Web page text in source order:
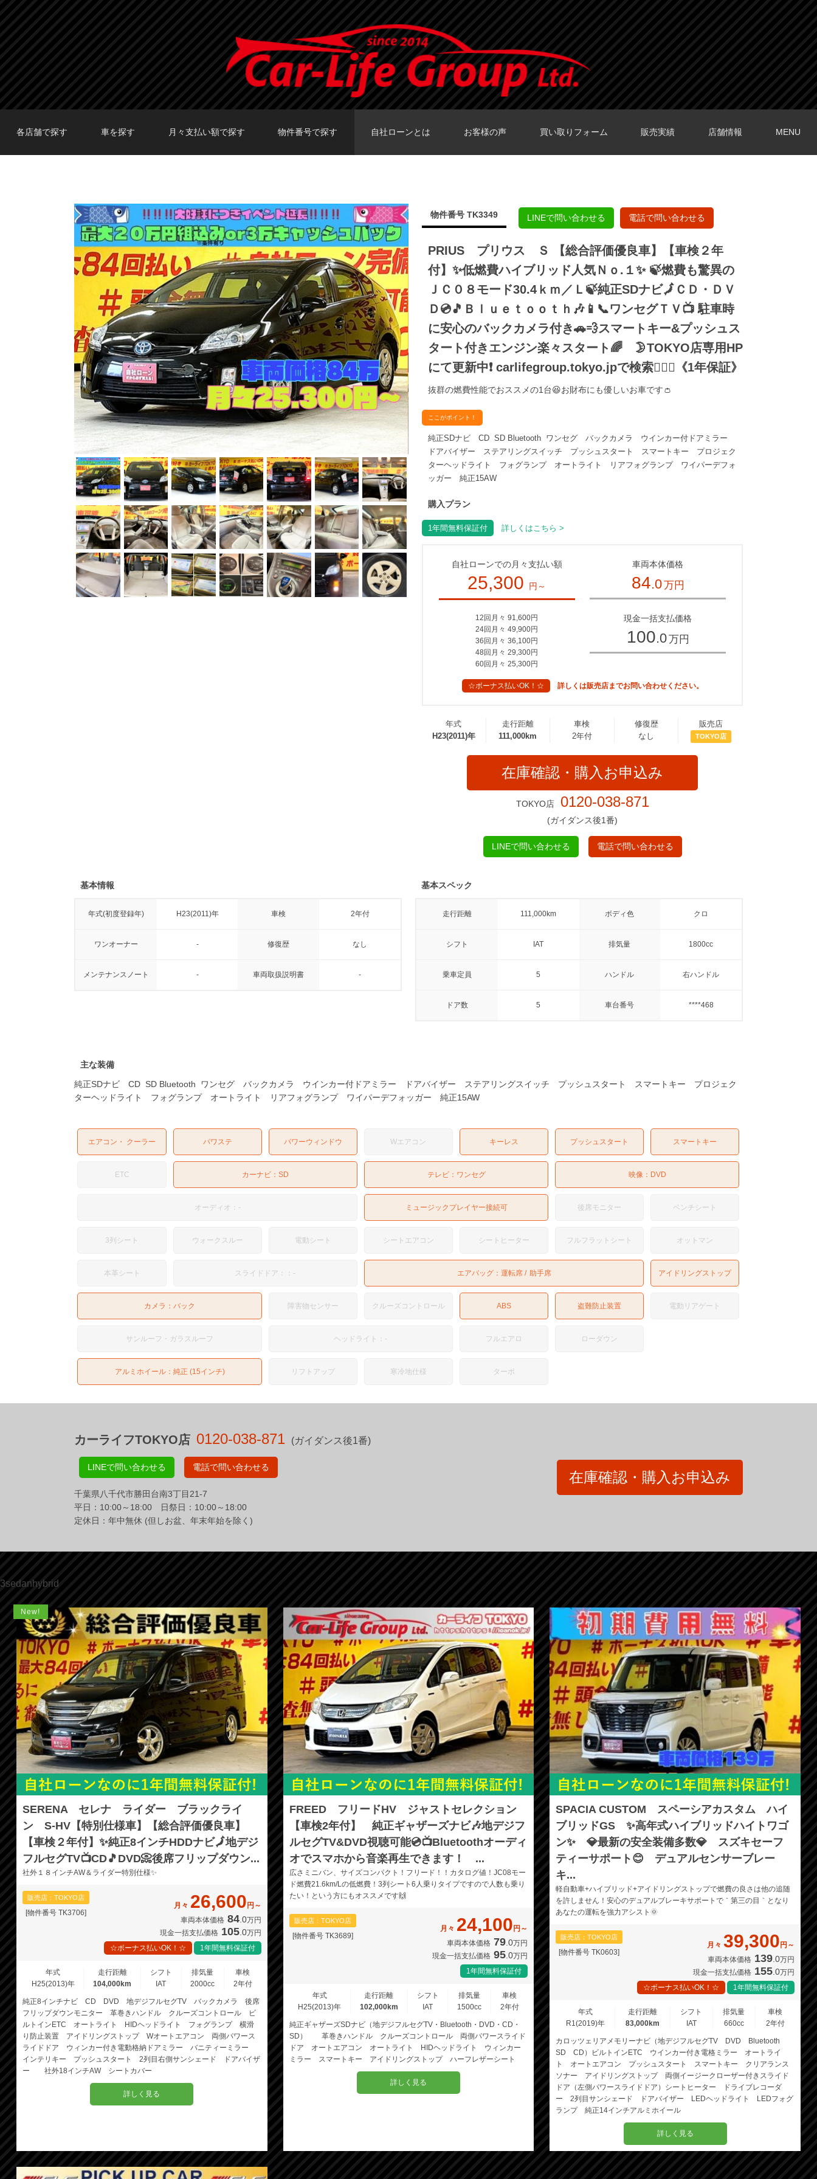
各店舗で探す 車を探す 月々支払い額で探す 物件番号で探す 自社ローンとは お客様の声 買い取りフォーム 販売実績 店舗情報 MENU
物件番号 TK3349 LINEで問い合わせる 電話で問い合わせる
PRIUS プリウス Ｓ 【総合評価優良車】【車検２年
付】✨低燃費ハイブリッド人気Ｎｏ.１✨ 🍃燃費も驚異の
ＪＣ０８モード30.4ｋｍ／Ｌ🍃純正SDナビ🗾ＣＤ・ＤＶ
Ｄ💿🎵Ｂｌｕｅｔｏｏｔｈ🎶📱📞ワンセグＴＶ📺 駐車時
に安心のバックカメラ付き🚗💨スマートキー&プッシュス
タート付きエンジン楽々スタート🌈 🌛TOKYO店専用HP
にて更新中❗ carlifegroup.tokyo.jpで検索🕵️‍♂️🌛《1年保証》
抜群の燃費性能でおススメの1台😆お財布にも優しいお車です👛
ここがポイント！
純正SDナビ CD SD Bluetooth ワンセグ バックカメラ ウインカー付ドアミラー
ドアバイザー ステアリングスイッチ プッシュスタート スマートキー プロジェク
ターヘッドライト フォグランプ オートライト リアフォグランプ ワイパーデフォ
ッガー 純正15AW
購入プラン
1年間無料保証付 詳しくはこちら >
自社ローンでの月々支払い額
25,300 円～
12回月々 91,600円
24回月々 49,900円
36回月々 36,100円
48回月々 29,300円
60回月々 25,300円
車両本体価格
84.0万円
現金一括支払価格
100.0万円
☆ボーナス払いOK！☆ 詳しくは販売店までお問い合わせください。
年式
H23(2011)年
走行距離
111,000km
車検
2年付
修復歴
なし
販売店
TOKYO店
在庫確認・購入お申込み
TOKYO店 0120-038-871
(ガイダンス後1番)
LINEで問い合わせる 電話で問い合わせる
基本情報
年式(初度登録年) H23(2011)年 車検 2年付
ワンオーナー - 修復歴 なし
メンテナンスノート - 車両取扱説明書 -
基本スペック
走行距離 111,000km ボディ色 クロ
シフト IAT 排気量 1800cc
乗車定員 5 ハンドル 右ハンドル
ドア数 5 車台番号 ****468
主な装備
純正SDナビ CD SD Bluetooth ワンセグ バックカメラ ウインカー付ドアミラー ドアバイザー ステアリングスイッチ プッシュスタート スマートキー プロジェク
ターヘッドライト フォグランプ オートライト リアフォグランプ ワイパーデフォッガー 純正15AW
エアコン・ クーラー パワステ パワーウィンドウ Wエアコン キーレス プッシュスタート スマートキー
ETC カーナビ： SD テレビ： ワンセグ 映像： DVD
オーディオ：- ミュージックプレイヤー接続可 後席モニター ベンチシート
3列シート ウォークスルー 電動シート シートエアコン シートヒーター フルフラットシート オットマン
本革シート スライドドア：：- エアバッグ： 運転席 助手席 アイドリングストップ
カメラ：バック 障害物センサー クルーズコントロール ABS 盗難防止装置 電動リアゲート
サンルーフ・ガラスルーフ ヘッドライト：- フルエアロ ローダウン
アルミホイール：純正 (15インチ) リフトアップ 寒冷地仕様 ターボ
カーライフTOKYO店 0120-038-871 (ガイダンス後1番)
LINEで問い合わせる 電話で問い合わせる
千葉県八千代市勝田台南3丁目21-7
平日：10:00～18:00 日祭日：10:00～18:00
定休日：年中無休 (但しお盆、年末年始を除く)
在庫確認・購入お申込み
3sedanhybrid
New!
SERENA セレナ ライダー ブラックライ
ン S-HV【特別仕様車】【総合評価優良車】
【車検２年付】✨純正8インチHDDナビ🗾地デジ
フルセグTV📺CD🎵DVD📀後席フリップダウン...
社外１８インチAW＆ライダー特別仕様✨
販売店：TOKYO店
[物件番号 TK3706]
月々 26,600 円～
車両本体価格 84.0万円
現金一括支払価格 105.0万円
☆ボーナス払いOK！☆
1年間無料保証付
年式
H25(2013)年
走行距離
104,000km
シフト
IAT
排気量
2000cc
車検
2年付
純正8インチナビ CD DVD 地デジフルセグTV バックカメラ 後席
フリップダウンモニター 革巻きハンドル クルーズコントロール ビ
ルトインETC オートライト HIDヘッドライト フォグランプ 横滑
り防止装置 アイドリングストップ Wオートエアコン 両側パワース
ライドドア ウィンカー付き電動格納ドアミラー バニティーミラー
インテリキー プッシュスタート 2列目右側サンシェード ドアバイザ
ー 社外18インチAW シートカバー
詳しく見る
FREED フリードHV ジャストセレクション
【車検2年付】 純正ギャザーズナビ🎶地デジフ
ルセグTV&DVD視聴可能💿📺Bluetoothオーディ
オでスマホから音楽再生できます！ ...
広さミニバン、サイズコンパクト！フリード！！カタログ値！JC08モー
ド燃費21.6km/Lの低燃費！3列シート6人乗りタイプですので人数も乗り
たい！という方にもオススメです🙌
販売店：TOKYO店
[物件番号 TK3689]
月々 24,100 円～
車両本体価格 79.0万円
現金一括支払価格 95.0万円
1年間無料保証付
年式
H25(2013)年
走行距離
102,000km
シフト
IAT
排気量
1500cc
車検
2年付
純正ギャザーズSDナビ（地デジフルセグTV・Bluetooth・DVD・CD・
SD） 革巻きハンドル クルーズコントロール 両側パワースライド
ドア オートエアコン オートライト HIDヘッドライト ウィンカー
ミラー スマートキー アイドリングストップ ハーフレザーシート
詳しく見る
SPACIA CUSTOM スペーシアカスタム ハイ
ブリッドGS ✨高年式ハイブリッドハイトワゴ
ン✨ 💎最新の安全装備多数💎 スズキセーフ
ティーサポート😊 デュアルセンサーブレー
キ...
軽自動車+ハイブリッド+アイドリングストップで燃費の良さは他の追随
を許しません！安心のデュアルブレーキサポートで｀第三の目｀となり
あなたの運転を強力アシスト🌞
販売店：TOKYO店
[物件番号 TK0603]
月々39,300 円～
車両本体価格 139.0万円
現金一括支払価格 155.0万円
☆ボーナス払いOK！☆
1年間無料保証付
年式
R1(2019)年
走行距離
83,000km
シフト
IAT
排気量
660cc
車検
2年付
カロッツェリアメモリーナビ（地デジフルセグTV DVD Bluetooth
SD CD）ビルトインETC ウインカー付き電格ミラー オートライ
ト オートエアコン プッシュスタート スマートキー クリアランス
ソナー アイドリングストップ 両側イージークローザー付きスライド
ドア（左側パワースライドドア）シートヒーター ドライブレコーダ
ー 2列目サンシェード ドアバイザー LEDヘッドライト LEDフォグ
ランプ 純正14インチアルミホイール
詳しく見る